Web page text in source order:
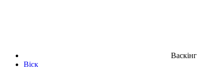
Васкінг
Віск